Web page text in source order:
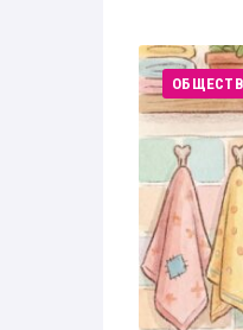
Экономика
Технологии
Политика